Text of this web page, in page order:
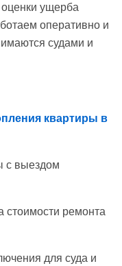
ущерба
оперативно и
судами и
квартиры в
с выездом
стоимости ремонта
для суда и